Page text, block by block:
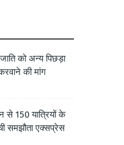
को अन्य पिछड़ा
की मांग
से 150 यात्रियों के
समझौता एक्सप्रेस